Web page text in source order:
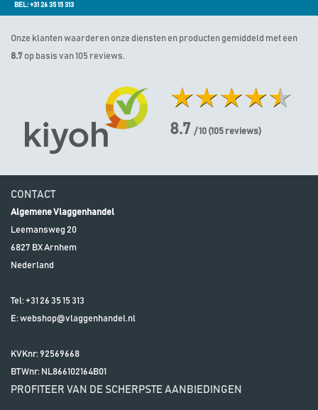
BEL: +31 26 35 15 313
Onze klanten waarderen onze diensten en producten gemiddeld met een
8.7 op basis van 105 reviews.
8.7 / 10 (105 reviews)
CONTACT
Algemene Vlaggenhandel
Leemansweg 20
6827 BXArnhem
Nederland
Tel: +31 26 35 15 313
E:webshop@vlaggenhandel.nl
KVKnr: 92569668
BTWnr: NL866102164B01
PROFITEER VAN DE SCHERPSTE AANBIEDINGEN